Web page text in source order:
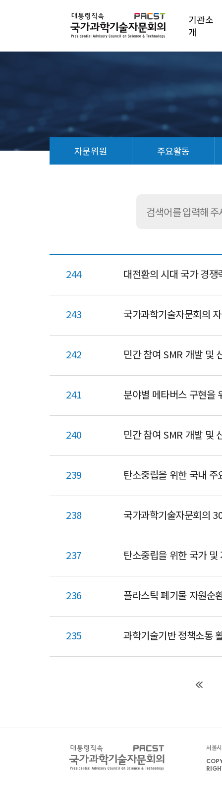
기관소
개
자문위원 주요활동
244 대전환의 시대 국가 경
243 국가과학기술자문회의
242 민간 참여 SMR 개발 및
241 분야별 메타버스 구현을
240 민간 참여 SMR 개발 및
239 탄소중립을 위한 국내
238 국가과학기술자문회의
237 탄소중립을 위한 국가
236 플라스틱 폐기물 자원순
235 과학기술기반 정책소통
서울